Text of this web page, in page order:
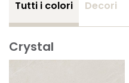
Tutti i colori Decori
Crystal